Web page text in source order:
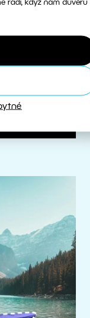
rádi, když nám důvěru
kvalitě.
světě,